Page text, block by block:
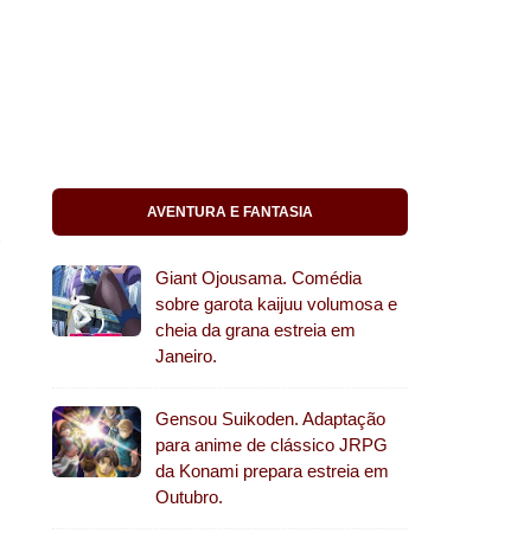
AVENTURA E FANTASIA
Giant Ojousama. Comédia
sobre garota kaijuu volumosa e
cheia da grana estreia em
Janeiro.
Gensou Suikoden. Adaptação
para anime de clássico JRPG
da Konami prepara estreia em
Outubro.